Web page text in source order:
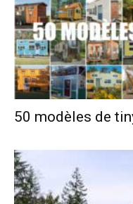
50 modèles de